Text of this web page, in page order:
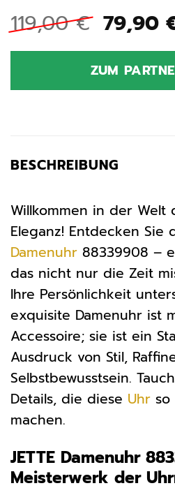
119,00€
Preis
war:
119,00
79,90
ZUM
BESCHREIBUNG
Willkommen in der Welt
Eleganz! Entdecken Sie
Damenuhr 88339908 –
das nicht nur die Zeit
Ihre Persönlichkeit
exquisite Damenuhr ist
Accessoire; sie ist ein
Ausdruck von Stil,
Selbstbewusstsein.
Details, die diese Uhr so
machen.
JETTE Damenuhr
Meisterwerk der